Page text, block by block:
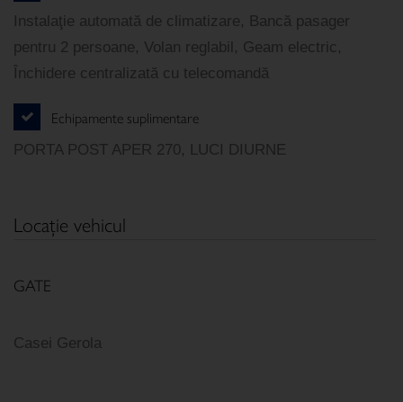
Instalaţie automată de climatizare, Bancă pasager
pentru 2 persoane, Volan reglabil, Geam electric,
Închidere centralizată cu telecomandă
Echipamente suplimentare
PORTA POST APER 270, LUCI DIURNE
Locaţie vehicul
GATE
Casei Gerola